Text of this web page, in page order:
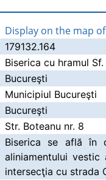
Display on the map
179132.164
Biserica cu hramul
Bucureşti
Municipiul Bucureşti
Bucureşti
Str. Boteanu nr. 8
Biserica se află în
aliniamentului vestic
intersecţia cu strada